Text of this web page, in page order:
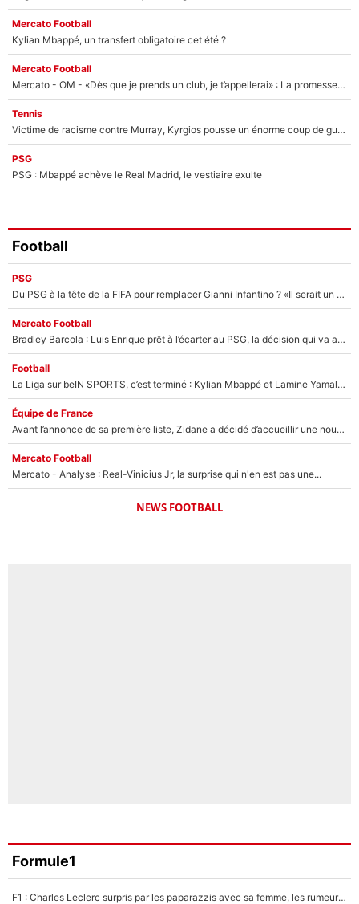
Mercato Football
Kylian Mbappé, un transfert obligatoire cet été ?
Mercato Football
Mercato - OM - «Dès que je prends un club, je t’appellerai» : La promesse de Marcelino au moment de claquer la porte
Tennis
Victime de racisme contre Murray, Kyrgios pousse un énorme coup de gueule !
PSG
PSG : Mbappé achève le Real Madrid, le vestiaire exulte
Football
PSG
Du PSG à la tête de la FIFA pour remplacer Gianni Infantino ? «Il serait un mauvais président», le patron de la Liga s'attaque à Nasser Al-Khelaïfi !
Mercato Football
Bradley Barcola : Luis Enrique prêt à l’écarter au PSG, la décision qui va accélérer son transfert à Liverpool ?
Football
La Liga sur beIN SPORTS, c’est terminé : Kylian Mbappé et Lamine Yamal changent de chaîne, «le moment était venu d'ouvrir un nouveau chapitre»
Équipe de France
Avant l’annonce de sa première liste, Zidane a décidé d’accueillir une nouvelle tête en équipe de France
Mercato Football
Mercato - Analyse : Real-Vinicius Jr, la surprise qui n'en est pas une...
NEWS FOOTBALL
Formule1
F1 : Charles Leclerc surpris par les paparazzis avec sa femme, les rumeurs étaient vraies !